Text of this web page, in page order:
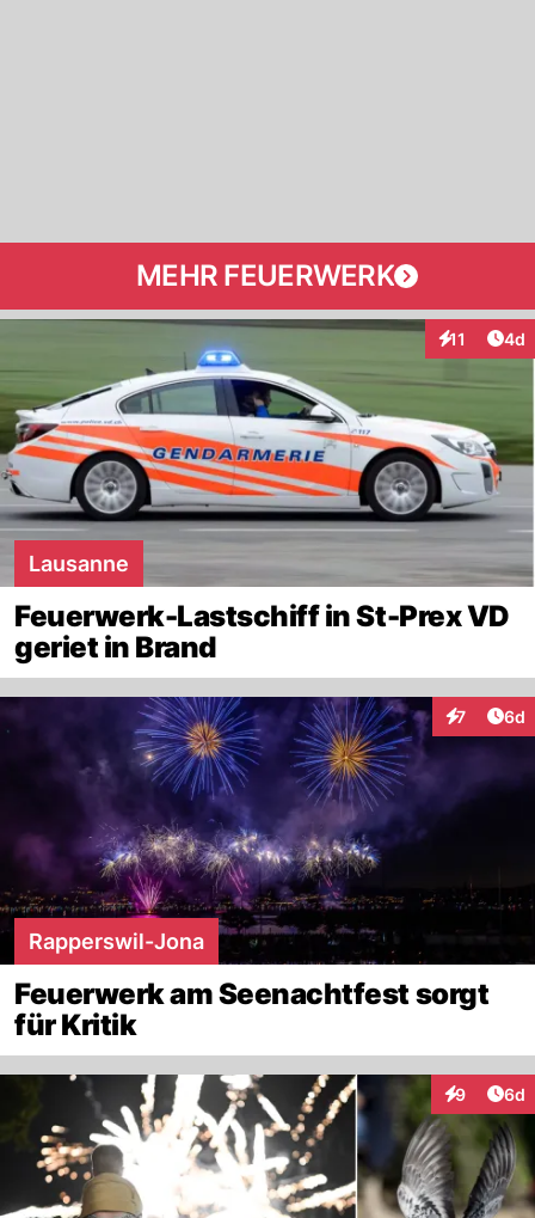
MEHR FEUERWERK
11 4d
Lausanne
Feuerwerk-Lastschiff in St-Prex VD
geriet in Brand
7 6d
Rapperswil-Jona
Feuerwerk am Seenachtfest sorgt
für Kritik
9 6d